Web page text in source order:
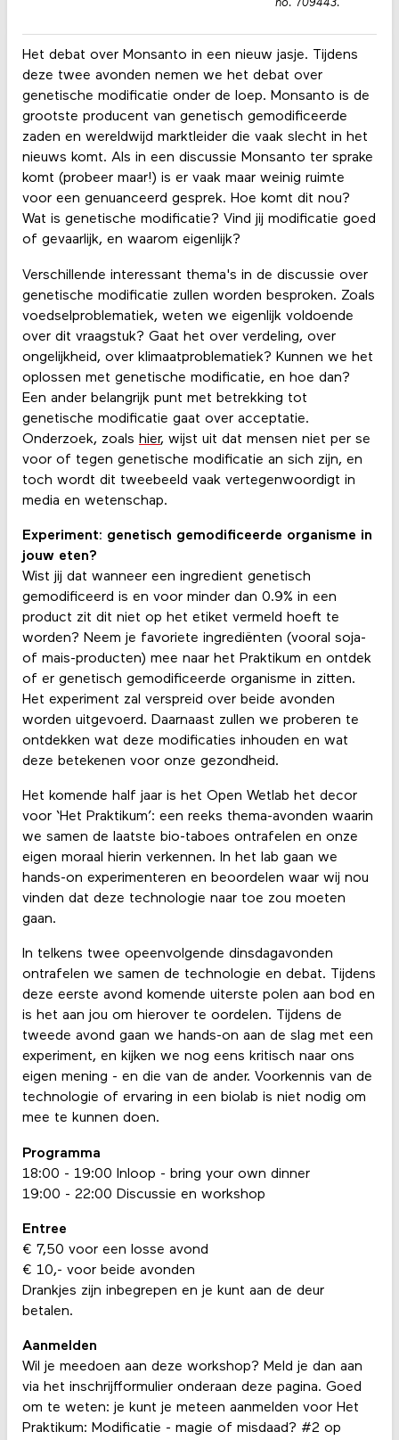
Het debat over Monsanto in een nieuw jasje. Tijdens
deze twee avonden nemen we het debat over
genetische modificatie onder de loep. Monsanto is de
grootste producent van genetisch gemodificeerde
zaden en wereldwijd marktleider die vaak slecht in het
nieuws komt. Als in een discussie Monsanto ter sprake
komt (probeer maar!) is er vaak maar weinig ruimte
voor een genuanceerd gesprek. Hoe komt dit nou?
Wat is genetische modificatie? Vind jij modificatie goed
of gevaarlijk, en waarom eigenlijk?
Verschillende interessant thema's in de discussie over
genetische modificatie zullen worden besproken. Zoals
voedselproblematiek, weten we eigenlijk voldoende
over dit vraagstuk? Gaat het over verdeling, over
ongelijkheid, over klimaatproblematiek? Kunnen we het
oplossen met genetische modificatie, en hoe dan?
Een ander belangrijk punt met betrekking tot
genetische modificatie gaat over acceptatie.
Onderzoek, zoals hier, wijst uit dat mensen niet per se
voor of tegen genetische modificatie an sich zijn, en
toch wordt dit tweebeeld vaak vertegenwoordigt in
media en wetenschap.
Experiment: genetisch gemodificeerde organisme in
jouw eten?
Wist jij dat wanneer een ingredient genetisch
gemodificeerd is en voor minder dan 0.9% in een
product zit dit niet op het etiket vermeld hoeft te
worden? Neem je favoriete ingrediënten (vooral soja-
of mais-producten) mee naar het Praktikum en ontdek
of er genetisch gemodificeerde organisme in zitten.
Het experiment zal verspreid over beide avonden
worden uitgevoerd. Daarnaast zullen we proberen te
ontdekken wat deze modificaties inhouden en wat
deze betekenen voor onze gezondheid.
Het komende half jaar is het Open Wetlab het decor
voor ‘Het Praktikum’: een reeks thema-avonden waarin
we samen de laatste bio-taboes ontrafelen en onze
eigen moraal hierin verkennen. In het lab gaan we
hands-on experimenteren en beoordelen waar wij nou
vinden dat deze technologie naar toe zou moeten
gaan.
In telkens twee opeenvolgende dinsdagavonden
ontrafelen we samen de technologie en debat. Tijdens
deze eerste avond komende uiterste polen aan bod en
is het aan jou om hierover te oordelen. Tijdens de
tweede avond gaan we hands-on aan de slag met een
experiment, en kijken we nog eens kritisch naar ons
eigen mening - en die van de ander. Voorkennis van de
technologie of ervaring in een biolab is niet nodig om
mee te kunnen doen.
Programma
18:00 - 19:00 Inloop - bring your own dinner
19:00 - 22:00 Discussie en workshop
Entree
€ 7,50 voor een losse avond
€ 10,- voor beide avonden
Drankjes zijn inbegrepen en je kunt aan de deur
betalen.
Aanmelden
Wil je meedoen aan deze workshop? Meld je dan aan
via het inschrijfformulier onderaan deze pagina. Goed
om te weten: je kunt je meteen aanmelden voor Het
Praktikum: Modificatie - magie of misdaad? #2 op
no. 709443.